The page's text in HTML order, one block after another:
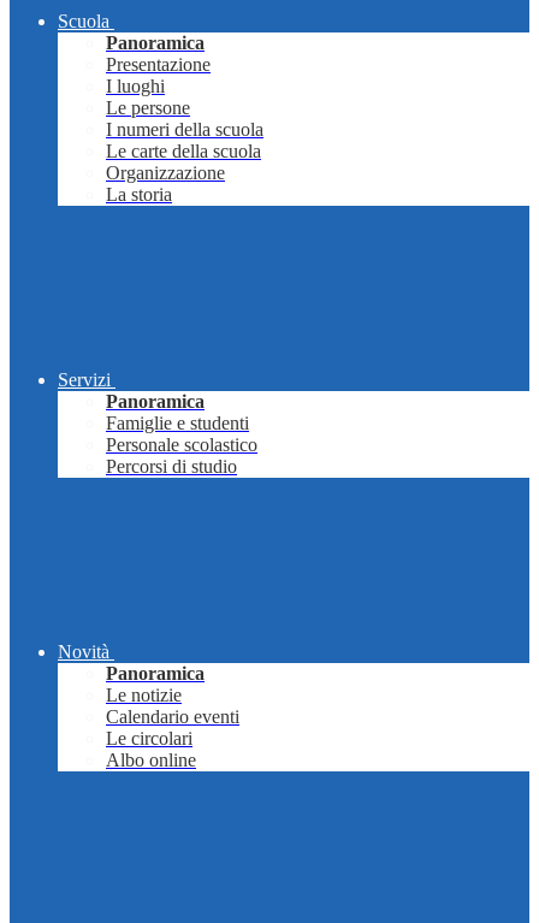
Scuola
Panoramica
Presentazione
I luoghi
Le persone
I numeri della scuola
Le carte della scuola
Organizzazione
La storia
Servizi
Panoramica
Famiglie e studenti
Personale scolastico
Percorsi di studio
Novità
Panoramica
Le notizie
Calendario eventi
Le circolari
Albo online